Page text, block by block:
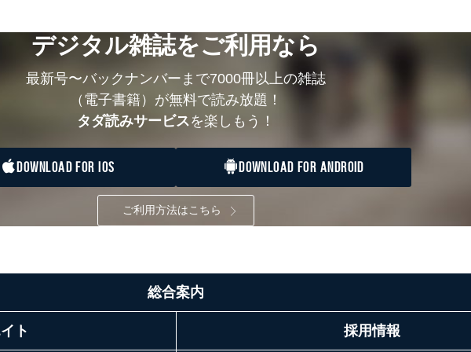
デジタル雑誌をご利用なら
最新号〜バックナンバーまで7000冊以上の雑誌
（電子書籍）が無料で読み放題！
タダ読みサービスを楽しもう！
DOWNLOAD FOR IOS DOWNLOAD FOR ANDROID
ご利用方法はこちら
総合案内
ト 採用情報